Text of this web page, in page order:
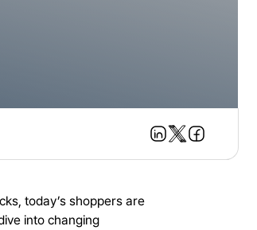
today’s shoppers are
into changing